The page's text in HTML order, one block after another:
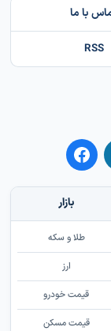
با ما
RSS
بازار
طلا و سکه
ارز
قیمت خودرو
قیمت مسکن